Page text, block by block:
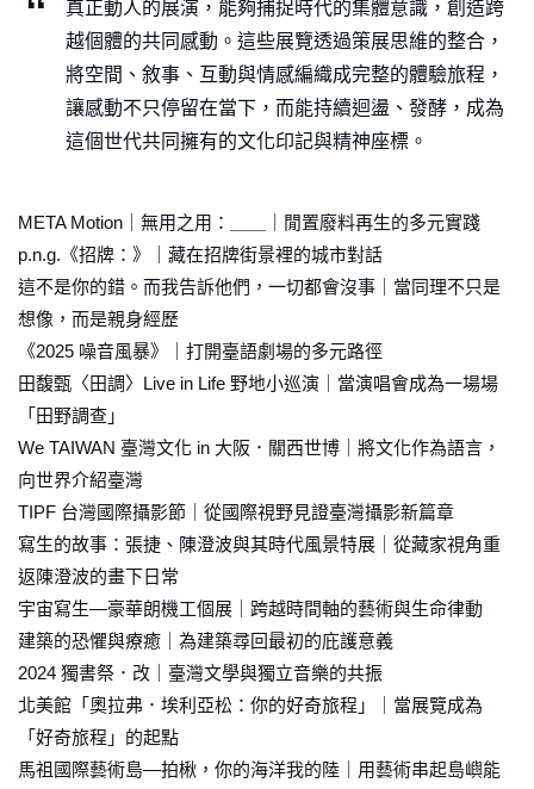
真正動人的展演，能夠捕捉時代的集體意識，創造跨
越個體的共同感動。這些展覽透過策展思維的整合，
將空間、敘事、互動與情感編織成完整的體驗旅程，
讓感動不只停留在當下，而能持續迴盪、發酵，成為
這個世代共同擁有的文化印記與精神座標。
META Motion｜無用之用：＿＿｜閒置廢料再生的多元實踐
p.n.g.《招牌：》｜藏在招牌街景裡的城市對話
這不是你的錯。而我告訴他們，一切都會沒事｜當同理不只是
想像，而是親身經歷
《2025 噪音風暴》｜打開臺語劇場的多元路徑
田馥甄〈田調〉Live in Life 野地小巡演｜當演唱會成為一場場
「田野調查」
We TAIWAN 臺灣文化 in 大阪．關西世博｜將文化作為語言，
向世界介紹臺灣
TIPF 台灣國際攝影節｜從國際視野見證臺灣攝影新篇章
寫生的故事：張捷、陳澄波與其時代風景特展｜從藏家視角重
返陳澄波的畫下日常
宇宙寫生—豪華朗機工個展｜跨越時間軸的藝術與生命律動
建築的恐懼與療癒｜為建築尋回最初的庇護意義
2024 獨書祭．改｜臺灣文學與獨立音樂的共振
北美館「奧拉弗．埃利亞松：你的好奇旅程」｜當展覽成為
「好奇旅程」的起點
馬祖國際藝術島—拍楸，你的海洋我的陸｜用藝術串起島嶼能